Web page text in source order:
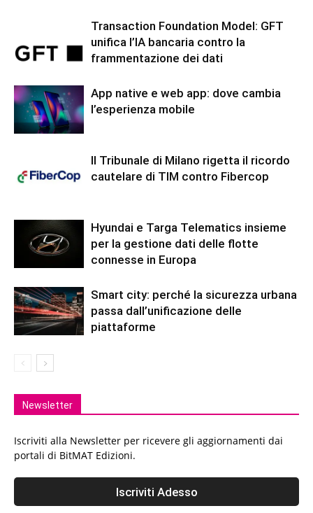
Transaction Foundation Model: GFT
unifica l’IA bancaria contro la
frammentazione dei dati
App native e web app: dove cambia
l’esperienza mobile
Il Tribunale di Milano rigetta il ricordo
cautelare di TIM contro Fibercop
Hyundai e Targa Telematics insieme
per la gestione dati delle flotte
connesse in Europa
Smart city: perché la sicurezza urbana
passa dall’unificazione delle
piattaforme
Newsletter
Iscriviti alla Newsletter per ricevere gli aggiornamenti dai
portali di BitMAT Edizioni.